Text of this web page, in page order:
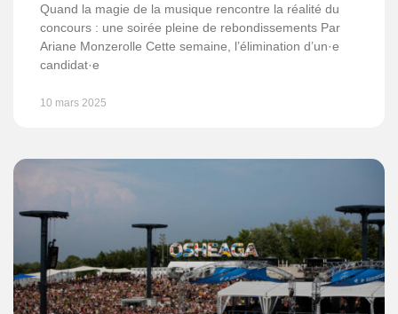
Quand la magie de la musique rencontre la réalité du
concours : une soirée pleine de rebondissements Par
Ariane Monzerolle Cette semaine, l’élimination d’un·e
candidat·e
10 mars 2025